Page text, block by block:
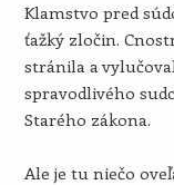
Klamstvo pred
ťažký zločin.
stránila a
spravodlivého
Starého zákona.
Ale je tu niečo